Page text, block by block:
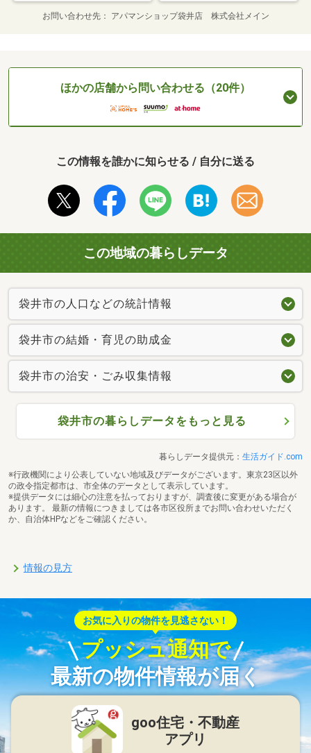
お問い合わせ先 アパマンショップ袋井店 株式会社メイン
ほかの店舗から問い合わせる（20件）
この情報を誰かに知らせる / 自分に送る
この地域の暮らしデータ
袋井市の人口などの統計情報
袋井市の結婚・育児の助成金
袋井市の治安・ごみ収集情報
袋井市の暮らしデータをもっと見る
暮らしデータ提供元： 生活ガイド.com
※行政機関により公表していない地域及びデータがございます。東京23区以外
の政令指定都市は、市全体のデータとして表示しています。
※提供データには細心の注意を払っておりますが、調査後に変更がある場合が
あります。 最新の情報につきましては各市区役所までお問い合わせいただく
か、自治体HPなどをご確認ください。
情報の見方
お気に入りの物件を見逃さない！
プッシュ通知で
最新の物件情報が届く
goo住宅・不動産
アプリ